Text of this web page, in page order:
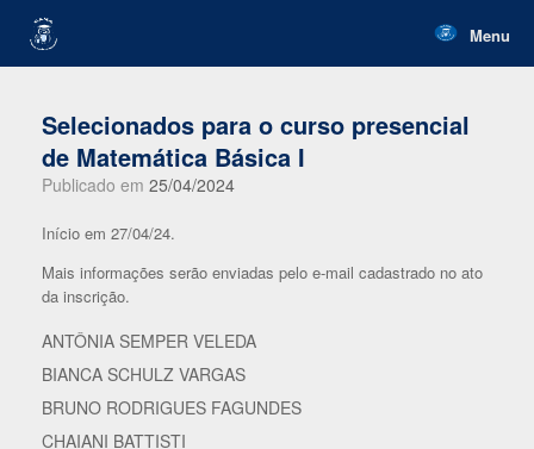
content
Menu
Selecionados para o curso presencial
de Matemática Básica I
Publicado em 25/04/2024
Início em 27/04/24.
Mais informações serão enviadas pelo e-mail cadastrado no ato
da inscrição.
ANTÔNIA SEMPER VELEDA
BIANCA SCHULZ VARGAS
BRUNO RODRIGUES FAGUNDES
CHAIANI BATTISTI